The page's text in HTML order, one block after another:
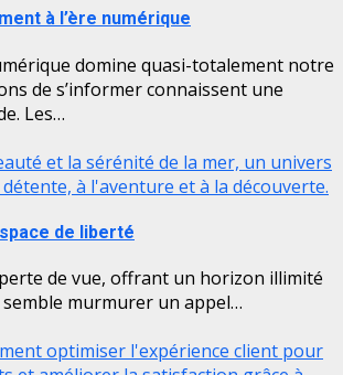
à l’ère numérique
domine quasi-totalement notre
de s’informer connaissent une
Les…
de liberté
perte de vue, offrant un horizon illimité
murmurer un appel…